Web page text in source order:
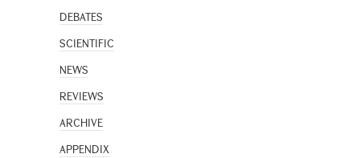
DEBATES
SCIENTIFIC
NEWS
REVIEWS
ARCHIVE
APPENDIX